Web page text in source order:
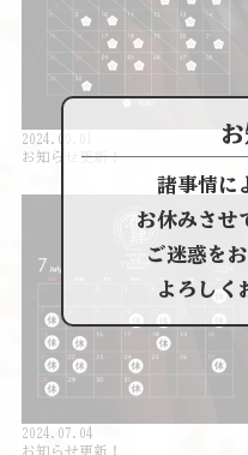
2024.09.01
お知らせ更新！
2024.07.04
お知らせ更新！
諸事情に
お休みさせ
ご迷惑を
よろしく